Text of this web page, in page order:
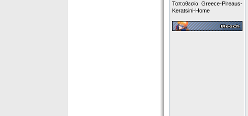
Τοποθεσία: Greece-Pireaus-
Keratsini-Home